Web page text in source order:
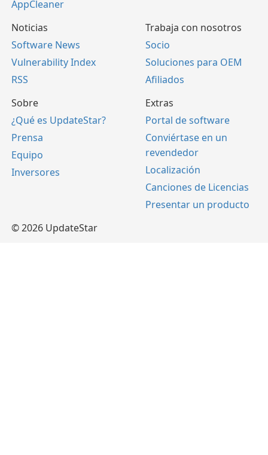
AppCleaner
Noticias
Software News
Vulnerability Index
RSS
Trabaja con nosotros
Socio
Soluciones para OEM
Afiliados
Sobre
¿Qué es UpdateStar?
Prensa
Equipo
Inversores
Extras
Portal de software
Conviértase en un
revendedor
Localización
Canciones de Licencias
Presentar un producto
© 2026 UpdateStar